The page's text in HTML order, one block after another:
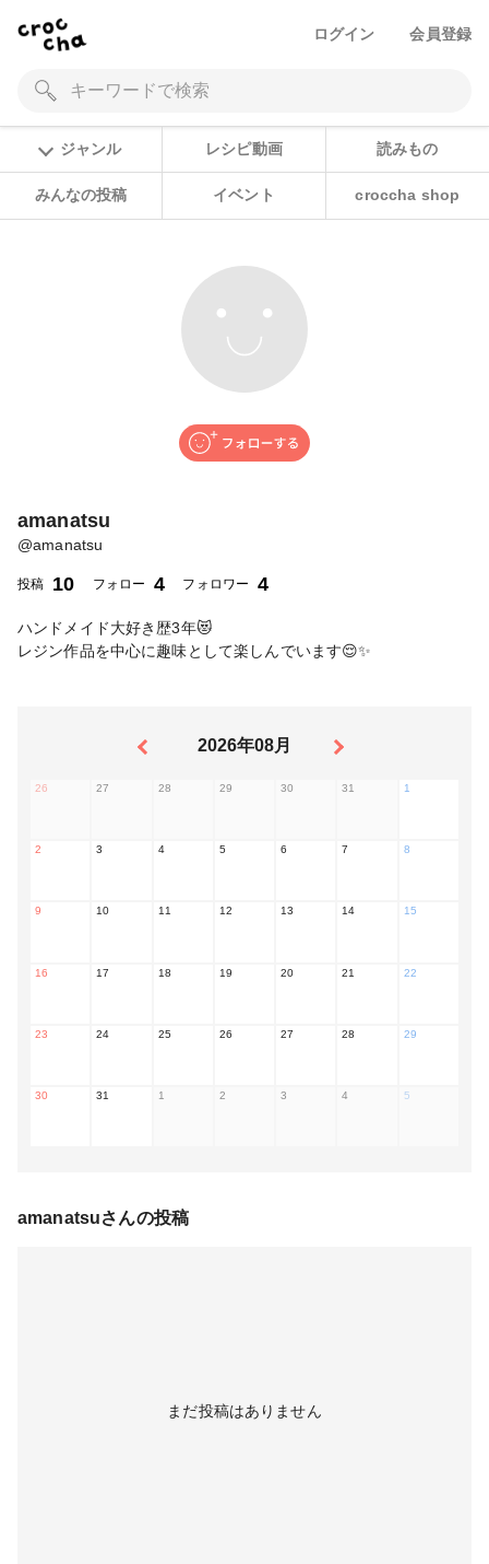
ログイン 会員登録
ジャンル レシピ動画 読みもの
みんなの投稿 イベント croccha shop
amanatsu
@amanatsu
投稿 10 フォロー 4 フォロワー 4
ハンドメイド大好き歴3年😻
レジン作品を中心に趣味として楽しんでいます😌✨
2026年08月
26 27 28 29 30 31 1
2 3 4 5 6 7 8
9 10 11 12 13 14 15
16 17 18 19 20 21 22
23 24 25 26 27 28 29
30 31 1 2 3 4 5
amanatsuさんの投稿
まだ投稿はありません